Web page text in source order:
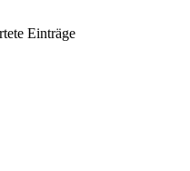
Einträge